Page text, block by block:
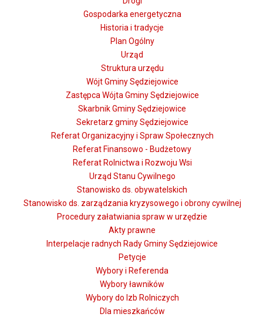
Gospodarka energetyczna
Historia i tradycje
Plan Ogólny
Urząd
Struktura urzędu
Wójt Gminy Sędziejowice
Zastępca Wójta Gminy Sędziejowice
Skarbnik Gminy Sędziejowice
Sekretarz gminy Sędziejowice
Referat Organizacyjny i Spraw Społecznych
Referat Finansowo - Budżetowy
Referat Rolnictwa i Rozwoju Wsi
Urząd Stanu Cywilnego
Stanowisko ds. obywatelskich
Stanowisko ds. zarządzania kryzysowego i obrony cywilnej
Procedury załatwiania spraw w urzędzie
Akty prawne
Interpelacje radnych Rady Gminy Sędziejowice
Petycje
Wybory i Referenda
Wybory ławników
Wybory do Izb Rolniczych
Dla mieszkańców